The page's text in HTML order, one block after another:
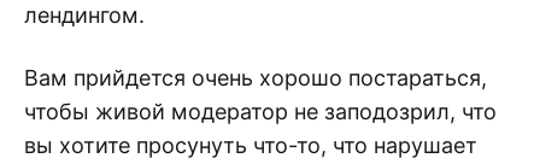
лендингом.
Вам прийдется очень хорошо постараться,
чтобы живой модератор не заподозрил, что
вы хотите просунуть что-то, что нарушает